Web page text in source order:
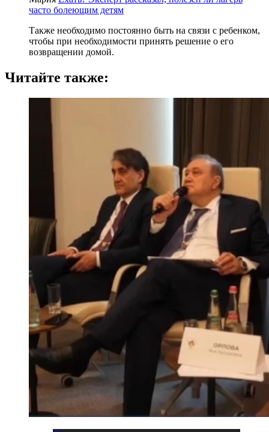
часто болеющим детям
Также необходимо постоянно быть на связи с ребенком,
чтобы при необходимости принять решение о его
возвращении домой.
Читайте также: